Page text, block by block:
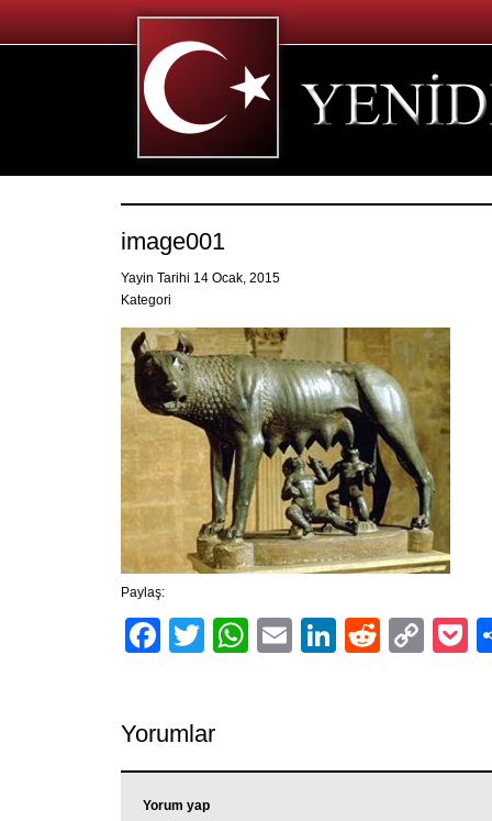
image001
Yayin Tarihi 14 Ocak, 2015
Kategori
Paylaş:
Facebook
TwitterWhatsApp
EmailLinkedIn
Reddit
Yorumlar
Yorum yap